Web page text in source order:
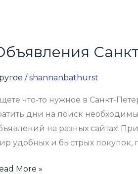
/shannanbathurst
что-то нужное в Санкт-
дни на поиск
на разных сайтах!
удобных и быстрых покупок,
More »